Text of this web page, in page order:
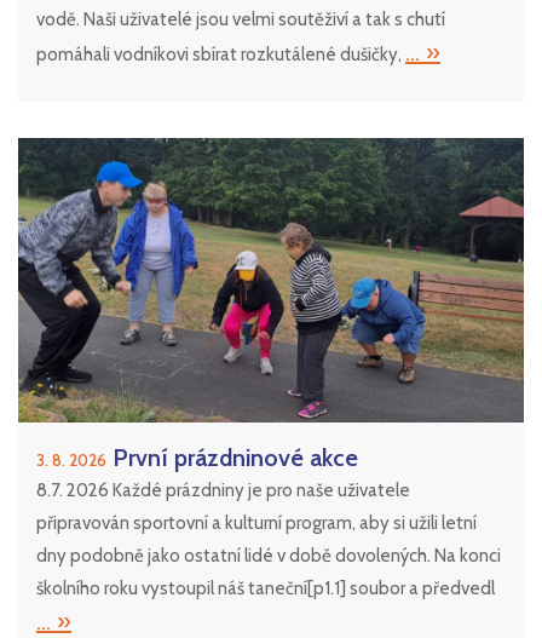
vodě. Naši uživatelé jsou velmi soutěživí a tak s chutí
pomáhali vodníkovi sbírat rozkutálené dušičky, ... »
3. 8. 2026 První prázdninové akce
8.7. 2026 Každé prázdniny je pro naše uživatele
připravován sportovní a kulturní program, aby si užili letní
dny podobně jako ostatní lidé v době dovolených. Na konci
školního roku vystoupil náš taneční[p1.1] soubor a předvedl
... »